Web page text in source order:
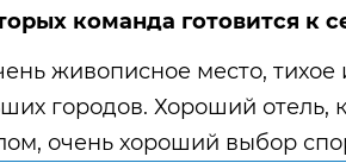
команда готовится к
живописное место, тихое
городов. Хороший отель,
очень хороший выбор